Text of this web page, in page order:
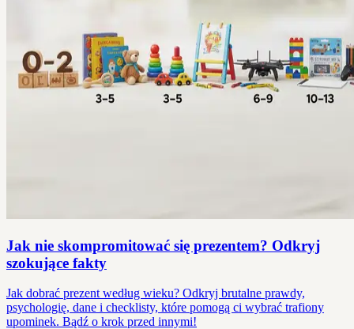
Jak nie skompromitować się prezentem? Odkryj
szokujące fakty
Jak dobrać prezent według wieku? Odkryj brutalne prawdy,
psychologię, dane i checklisty, które pomogą ci wybrać trafiony
upominek. Bądź o krok przed innymi!